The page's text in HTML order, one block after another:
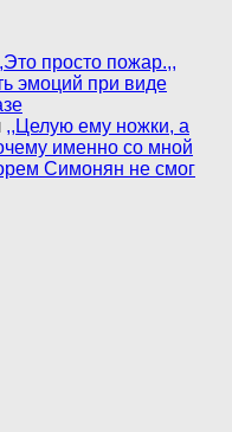
просто пожар.,,
эмоций при виде
,,Целую ему ножки, а
именно со мной
Симонян не смог